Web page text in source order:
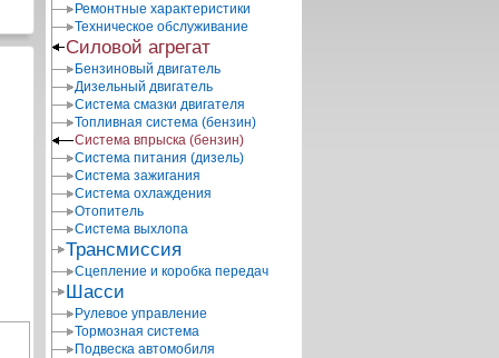
Ремонтные характеристики
Техническое обслуживание
Силовой агрегат
Бензиновый двигатель
Дизельный двигатель
Система смазки двигателя
Топливная система (бензин)
Система впрыска (бензин)
Система питания (дизель)
Система зажигания
Система охлаждения
Отопитель
Система выхлопа
Трансмиссия
Сцепление и коробка передач
Шасси
Рулевое управление
Тормозная система
Подвеска автомобиля